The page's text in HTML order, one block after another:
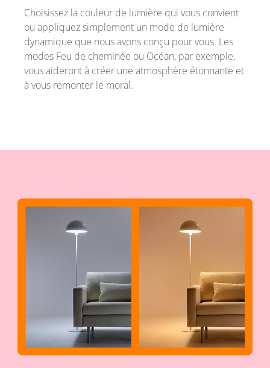
Choisissez la couleur de lumière qui vous convient
ou appliquez simplement un mode de lumière
dynamique que nous avons conçu pour vous. Les
modes Feu de cheminée ou Océan, par exemple,
vous aideront à créer une atmosphère étonnante et
à vous remonter le moral.